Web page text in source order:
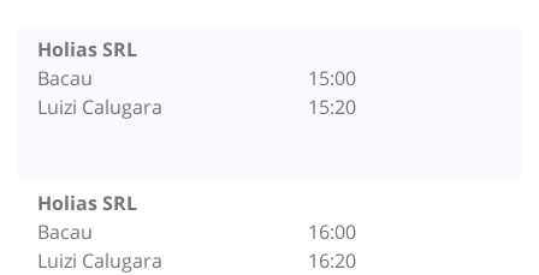
Holias SRL
Bacau
Luizi Calugara
15:00
15:20
Holias SRL
Bacau
Luizi Calugara
16:00
16:20